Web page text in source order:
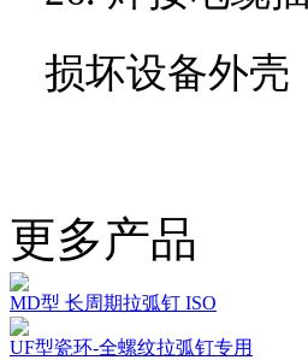
损坏设备外壳
更多产品
MD型 长周期拉弧钉 ISO
UF型瓷环-全螺纹拉弧钉专用